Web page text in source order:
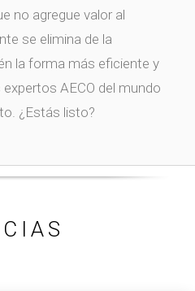
no agregue valor al
se elimina de la
la forma más eficiente y
AECO del mundo
¿Estás listo?